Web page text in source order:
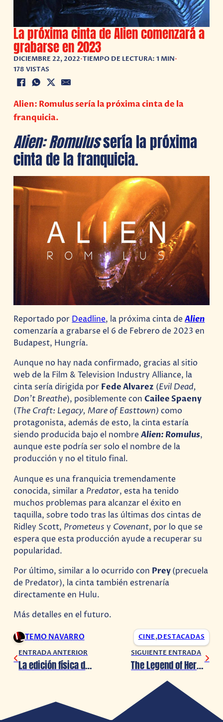
La próxima cinta de Alien comenzará a
grabarse en 2023
DICIEMBRE 22, 2022•TIEMPO DE LECTURA: 1 MIN•
178 VISTAS
Alien: Romulus sería la próxima cinta de la
franquicia.
Alien: Romulussería la próxima
cinta de la franquicia.
Reportado por Deadline, la próxima cinta deAlien
comenzaría a grabarse el 6 de Febrero de 2023 en
Budapest, Hungría.
Aunque no hay nada confirmado, gracias al sitio
web de la Film & Television Industry Alliance, la
cinta sería dirigida por Fede Alvarez (Evil Dead,
Don’t Breathe), posiblemente con Cailee Spaeny
(The Craft: Legacy, Mare of Easttown)como
protagonista, además de esto, la cinta estaría
siendo producida bajo el nombreAlien: Romulus,
aunque este podría ser solo el nombre de la
producción y no el titulo final.
Aunque es una franquicia tremendamente
conocida, similar a Predator, esta ha tenido
muchos problemas para alcanzar el éxito en
taquilla, sobre todo tras las últimas dos cintas de
Ridley Scott, Prometeusy Covenant, por lo que se
espera que esta producción ayude a recuperar su
popularidad.
Por último, similar a lo ocurrido con Prey(precuela
de Predator), la cinta también estrenaría
directamente en Hulu.
Más detalles en el futuro.
TEMO NAVARRO CINE,DESTACADAS
ENTRADA ANTERIOR
La edición física de Jamestown+ llegará a Nintendo Switch en 2023
SIGUIENTE ENTRADA
The Legend of Heroes: Trails Into Reverie llegará a occidente en 2023